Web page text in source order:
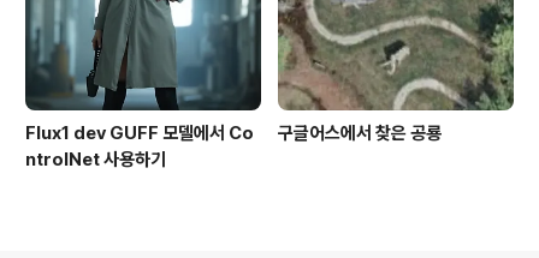
Flux1 dev GUFF 모델에서 Co
ntrolNet 사용하기
구글어스에서 찾은 공룡